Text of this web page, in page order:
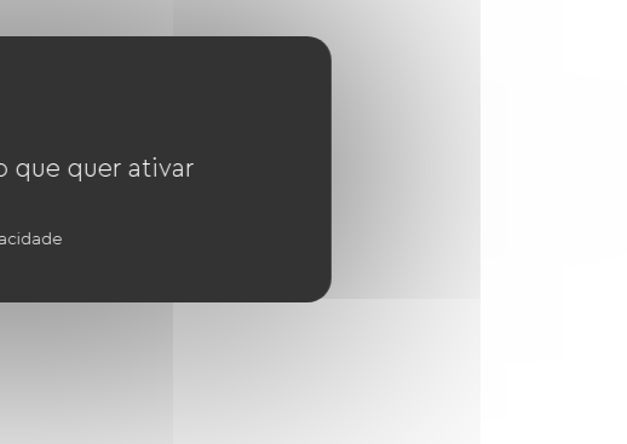
que quer ativar